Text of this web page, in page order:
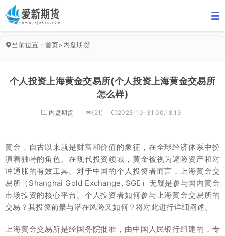
当前位置： 首页>内盘期货
个人投资上海黄金交易所(个人投资上海黄金交易所
怎么样)
内盘期货 (21) 2025-10-31 00:18:19
黄金，自古以来就是财富和价值的象征，在全球经济体系中扮
演着独特的角色。在现代投资领域，黄金被视为避险资产和对
冲通胀的有效工具。对于中国的个人投资者而言，上海黄金交
易所（Shanghai Gold Exchange, SGE）无疑是参与国内黄金
市场投资的核心平台。个人投资者如何参与上海黄金交易所的
交易？其投资前景与潜在风险又如何？将对此进行详细阐述。
上海黄金交易所是经国务院批准，由中国人民银行组建的，专